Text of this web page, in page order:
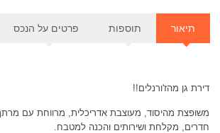
תוספות
דירת גן מהז'ורנלים!!
חדרים, מקלחת ושירותים והכנה למטבח.